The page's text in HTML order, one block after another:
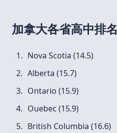
加拿大各省高中排名
Nova Scotia (14.5)
Alberta (15.7)
Ontario (15.9)
Ouebec (15.9)
British Columbia (16.6)